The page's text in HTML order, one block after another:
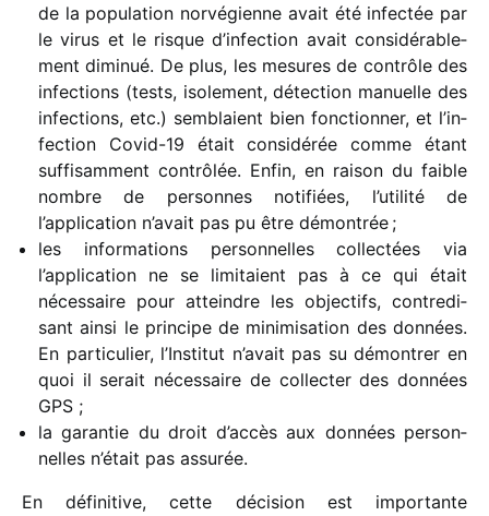
de la popu­la­tion norvé­gienne avait été infec­tée par
le virus et le risque d’infection avait consi­dé­ra­ble­
ment dimi­nué. De plus, les mesures de contrôle des
infec­tions (tests, isole­ment, détec­tion manuelle des
infec­tions, etc.) semblaient bien fonc­tion­ner, et l’in­
fec­tion Covid-19 était consi­dé­rée comme étant
suffi­sam­ment contrô­lée. Enfin, en raison du faible
nombre de personnes noti­fiées, l’utilité de
l’application n’avait pas pu être démontrée ;
les infor­ma­tions person­nelles collec­tées via
l’application ne se limi­taient pas à ce qui était
néces­saire pour atteindre les objec­tifs, contre­di­
sant ainsi le prin­cipe de mini­mi­sa­tion des données.
En parti­cu­lier, l’Institut n’avait pas su démon­trer en
quoi il serait néces­saire de collec­ter des données
GPS ;
la garan­tie du droit d’accès aux données person­
nelles n’était pas assurée.
En défi­ni­tive, cette déci­sion est impor­tante